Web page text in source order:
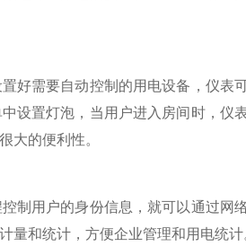
需要自动控制的用电设备，仪表
设置灯泡，当用户进入房间时，仪
大的便利性。
用户的身份信息，就可以通过网络
量和统计，方便企业管理和用电统计